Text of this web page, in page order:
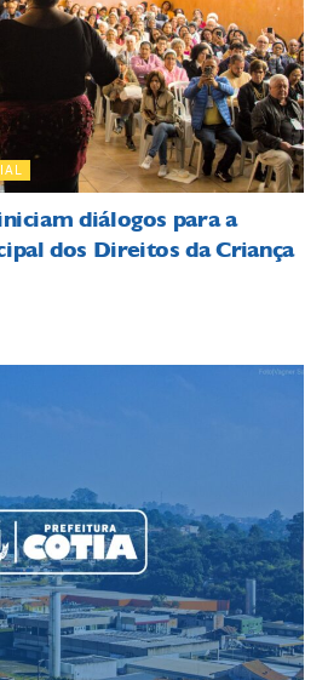
diálogos para a
dos Direitos da Criança